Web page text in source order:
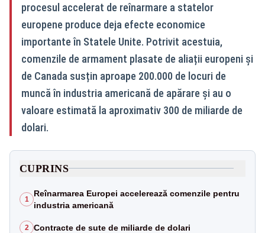
procesul accelerat de reînarmare a statelor
europene produce deja efecte economice
importante în Statele Unite. Potrivit acestuia,
comenzile de armament plasate de aliații europeni și
de Canada susțin aproape 200.000 de locuri de
muncă în industria americană de apărare și au o
valoare estimată la aproximativ 300 de miliarde de
dolari.
CUPRINS
1
Reînarmarea Europei accelerează comenzile pentru
industria americană
2 Contracte de sute de miliarde de dolari